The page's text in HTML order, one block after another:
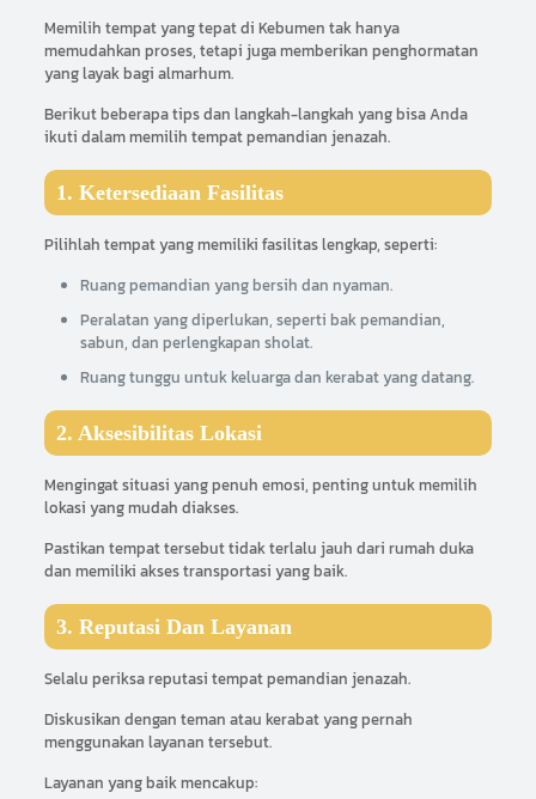
Memilih tempat yang tepat di Kebumen tak hanya
memudahkan proses, tetapi juga memberikan penghormatan
yang layak bagi almarhum.
Berikut beberapa tips dan langkah-langkah yang bisa Anda
ikuti dalam memilih tempat pemandian jenazah.
1. Ketersediaan Fasilitas
Pilihlah tempat yang memiliki fasilitas lengkap, seperti:
Ruang pemandian yang bersih dan nyaman.
Peralatan yang diperlukan, seperti bak pemandian,
sabun, dan perlengkapan sholat.
Ruang tunggu untuk keluarga dan kerabat yang datang.
2. Aksesibilitas Lokasi
Mengingat situasi yang penuh emosi, penting untuk memilih
lokasi yang mudah diakses.
Pastikan tempat tersebut tidak terlalu jauh dari rumah duka
dan memiliki akses transportasi yang baik.
3. Reputasi Dan Layanan
Selalu periksa reputasi tempat pemandian jenazah.
Diskusikan dengan teman atau kerabat yang pernah
menggunakan layanan tersebut.
Layanan yang baik mencakup: